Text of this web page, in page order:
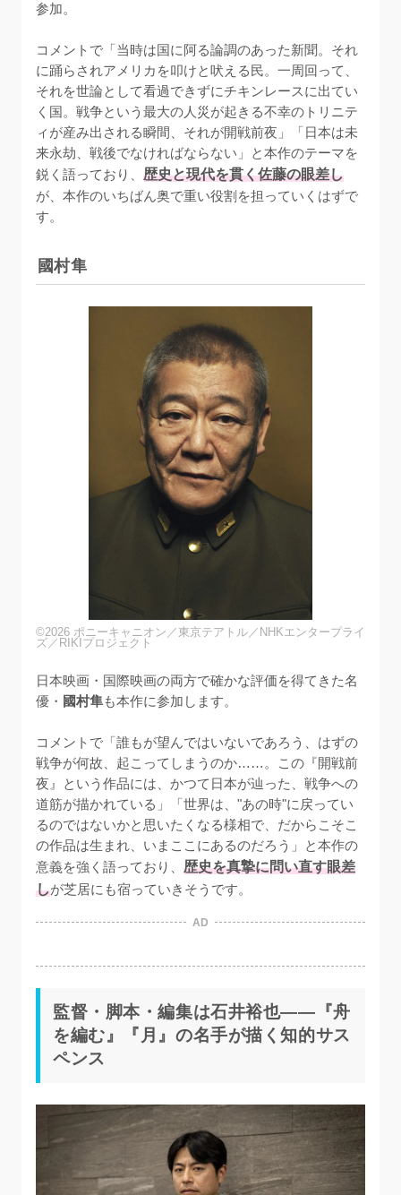
参加。
コメントで「当時は国に阿る論調のあった新聞。それ
に踊らされアメリカを叩けと吠える民。一周回って、
それを世論として看過できずにチキンレースに出てい
く国。戦争という最大の人災が起きる不幸のトリニテ
ィが産み出される瞬間、それが開戦前夜」「日本は未
来永劫、戦後でなければならない」と本作のテーマを
鋭く語っており、 歴史と現代を貫く佐藤の眼差し
が、本作のいちばん奥で重い役割を担っていくはずで
す。
國村隼
©2026 ポニーキャニオン／東京テアトル／NHKエンタープライ
ズ／RIKIプロジェクト
日本映画・国際映画の両方で確かな評価を得てきた名
優・ 國村隼も本作に参加します。
コメントで「誰もが望んではいないであろう、はずの
戦争が何故、起こってしまうのか……。この『開戦前
夜』という作品には、かつて日本が辿った、戦争への
道筋が描かれている」「世界は、"あの時"に戻ってい
るのではないかと思いたくなる様相で、だからこそこ
の作品は生まれ、いまここにあるのだろう」と本作の
意義を強く語っており、 歴史を真摯に問い直す眼差
しが芝居にも宿っていきそうです。
AD
監督・脚本・編集は石井裕也——『舟
を編む』『月』の名手が描く知的サス
ペンス